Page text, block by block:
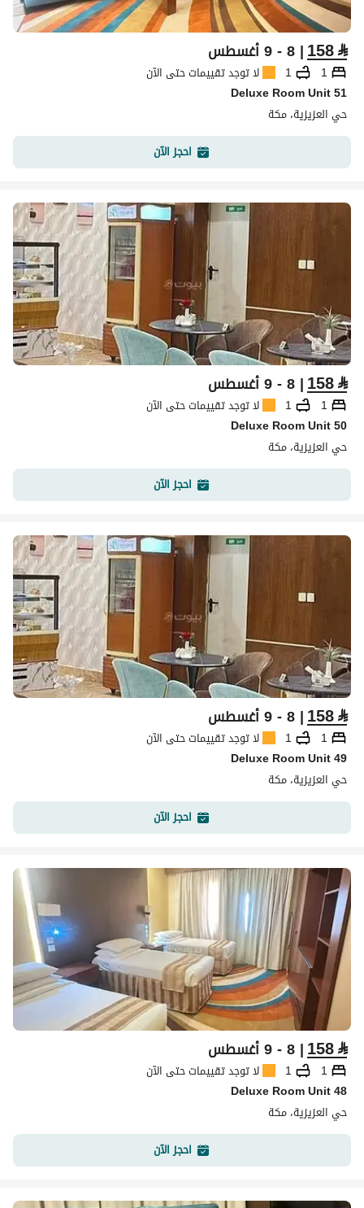
⃁
158| 8 - 9 أغسطس
1
1
لا توجد تقييمات حتى الآن
Deluxe Room Unit 51
حي العزيزية، مكة
احجز الآن
⃁
158| 8 - 9 أغسطس
1
1
لا توجد تقييمات حتى الآن
Deluxe Room Unit 50
حي العزيزية، مكة
احجز الآن
⃁
158| 8 - 9 أغسطس
1
1
لا توجد تقييمات حتى الآن
Deluxe Room Unit 49
حي العزيزية، مكة
احجز الآن
⃁
158| 8 - 9 أغسطس
1
1
لا توجد تقييمات حتى الآن
Deluxe Room Unit 48
حي العزيزية، مكة
احجز الآن